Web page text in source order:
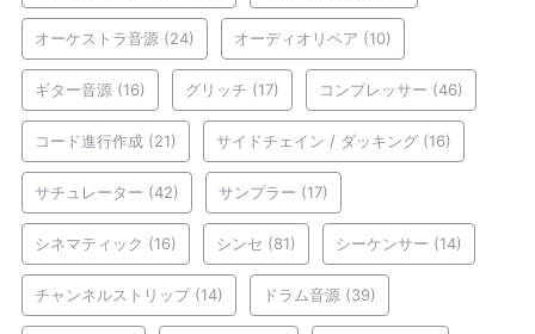
オーケストラ音源 (24) オーディオリペア (10)
ギター音源 (16) グリッチ (17) コンプレッサー (46)
コード進行作成 (21) サイドチェイン / ダッキング (16)
サチュレーター (42) サンプラー (17)
シネマティック (16) シンセ (81) シーケンサー (14)
チャンネルストリップ(14) ドラム音源 (39)